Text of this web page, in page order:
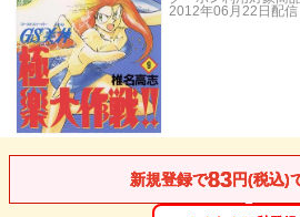
2012年06月22日 配信
新規登録で83円(税込)